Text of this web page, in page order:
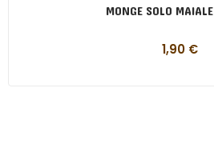
MONGE SOLO
1,90 €